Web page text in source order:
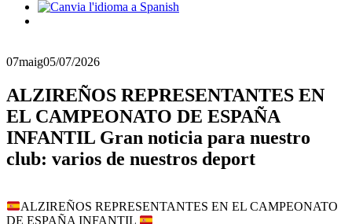
07maig05/07/2026
ALZIREÑOS REPRESENTANTES EN
EL CAMPEONATO DE ESPAÑA
INFANTIL Gran noticia para nuestro
club: varios de nuestros deport
ALZIREÑOS REPRESENTANTES EN EL CAMPEONATO
DE ESPAÑA INFANTIL